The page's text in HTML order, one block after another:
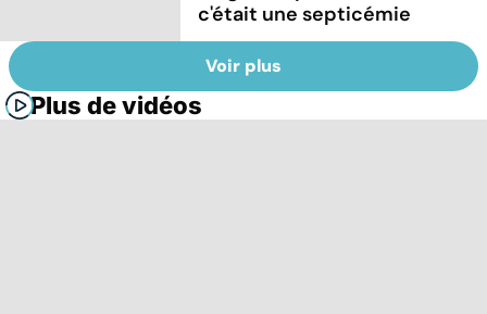
c'était une septicémie
Voir plus
Plus de vidéos